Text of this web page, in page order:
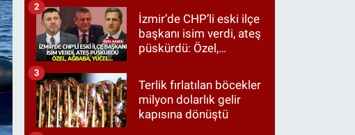
etmedik"
İzmir’de CHP’li eski ilçe
başkanı isim verdi, ateş
püskürdü: Özel,
2
Terlik fırlatılan böcekler
milyon dolarlık gelir
kapısına dönüştü
3